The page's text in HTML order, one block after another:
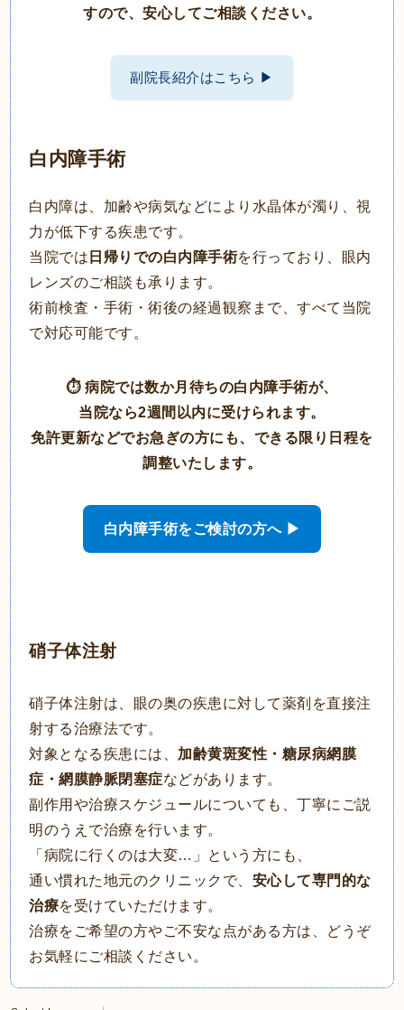
すので、安心してご相談ください。
副院長紹介はこちら ▶
白内障手術
白内障は、加齢や病気などにより水晶体が濁り、視
力が低下する疾患です。
当院では 日帰りでの白内障手術を行っており、眼内
レンズのご相談も承ります。
術前検査・手術・術後の経過観察まで、すべて当院
で対応可能です。
⏱ 病院では数か月待ちの白内障手術が、
当院なら2週間以内に受けられます。
免許更新などでお急ぎの方にも、できる限り日程を
調整いたします。
白内障手術をご検討の方へ ▶
硝子体注射
硝子体注射は、眼の奥の疾患に対して薬剤を直接注
射する治療法です。
対象となる疾患には、 加齢黄斑変性・糖尿病網膜
症・網膜静脈閉塞症などがあります。
副作用や治療スケジュールについても、丁寧にご説
明のうえで治療を行います。
「病院に行くのは大変…」という方にも、
通い慣れた地元のクリニックで、 安心して専門的な
治療を受けていただけます。
治療をご希望の方やご不安な点がある方は、どうぞ
お気軽にご相談ください。